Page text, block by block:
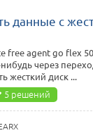
данные с
free agent go flex
через
жесткий диск ...
5 решений